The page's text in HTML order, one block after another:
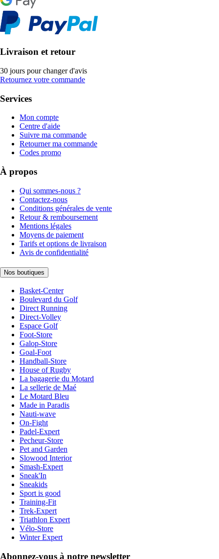
Livraison et retour
30 jours pour changer d'avis
Retournez votre commande
Services
Mon compte
Centre d'aide
Suivre ma commande
Retourner ma commande
Codes promo
À propos
Qui sommes-nous ?
Contactez-nous
Conditions générales de vente
Retour & remboursement
Mentions légales
Moyens de paiement
Tarifs et options de livraison
Avis de confidentialité
Nos boutiques
Basket-Center
Boulevard du Golf
Direct Running
Direct-Volley
Espace Golf
Foot-Store
Galop-Store
Goal-Foot
Handball-Store
House of Rugby
La bagagerie du Motard
La sellerie de Maé
Le Motard Bleu
Made in Paradis
Nauti-wave
On-Fight
Padel-Expert
Pecheur-Store
Pet and Garden
Slowood Interior
Smash-Expert
Sneak'In
Sneakids
Sport is good
Training-Fit
Trek-Expert
Triathlon Expert
Vélo-Store
Winter Expert
Abonnez-vous à notre newsletter